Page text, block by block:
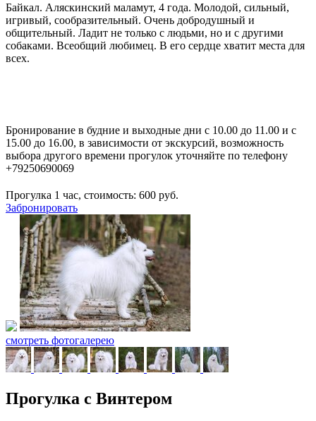
Байкал. Аляскинский маламут, 4 года. Молодой, сильный,
игривый, сообразительный. Очень добродушный и
общительный. Ладит не только с людьми, но и с другими
собаками. Всеобщий любимец. В его сердце хватит места для
всех.
Бронирование в будние и выходные дни с 10.00 до 11.00 и с
15.00 до 16.00, в зависимости от экскурсий, возможность
выбора другого времени прогулок уточняйте по телефону
+79250690069
Прогулка 1 час, стоимость: 600 руб.
Забронировать
смотреть фотогалерею
Прогулка с Винтером